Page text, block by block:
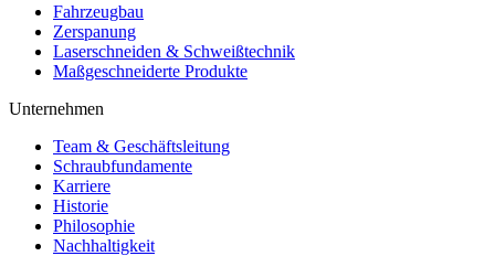
Fahrzeugbau
Zerspanung
Laserschneiden & Schweißtechnik
Maßgeschneiderte Produkte
Unternehmen
Team & Geschäftsleitung
Schraubfundamente
Karriere
Historie
Philosophie
Nachhaltigkeit